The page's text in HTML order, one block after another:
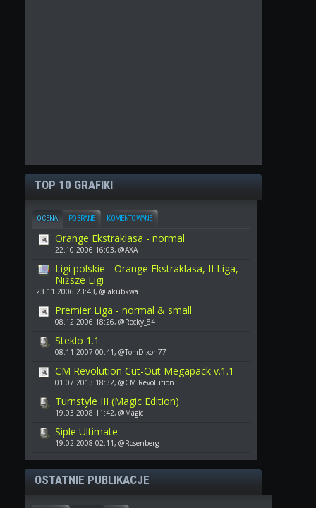
TOP 10 GRAFIKI
OCENA POBRANE KOMENTOWANE
Orange Ekstraklasa - normal
22.10.2006 16:03, @AXA
Ligi polskie - Orange Ekstraklasa, II Liga,
Niższe Ligi
23.11.2006 23:43, @jakubkwa
Premier Liga - normal & small
08.12.2006 18:26, @Rocky_84
Steklo 1.1
08.11.2007 00:41, @TomDixon77
CM Revolution Cut-Out Megapack v.1.1
01.07.2013 18:32, @CM Revolution
Turnstyle III (Magic Edition)
19.03.2008 11:42, @Magic
Siple Ultimate
19.02.2008 02:11, @Rosenberg
OSTATNIE PUBLIKACJE